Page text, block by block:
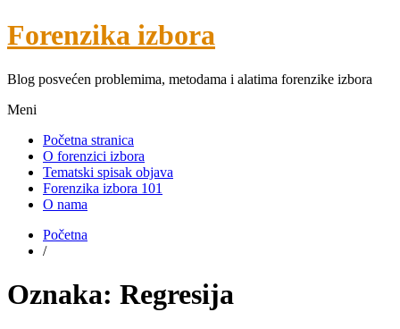
Forenzika izbora
Blog posvećen problemima, metodama i alatima forenzike izbora
Meni
Početna stranica
O forenzici izbora
Tematski spisak objava
Forenzika izbora 101
O nama
Početna
/
Oznaka: Regresija